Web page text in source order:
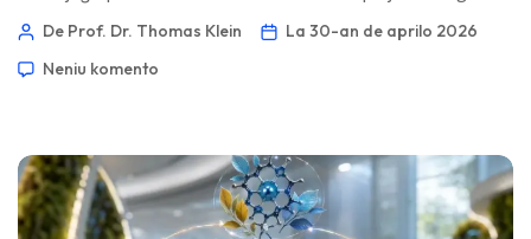
kune kun aĝo, cikla ŝablono, ultrasonaj trovoj kaj la kialo,
aprilo 2026 📝 Publikigita: la 30-an de aprilo 2026 🩺
De Prof. Dr. Thomas Klein
La 30-an de aprilo 2026
Neniu komento